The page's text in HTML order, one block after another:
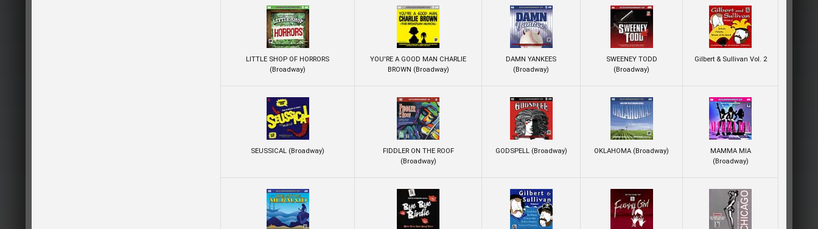
LITTLE SHOP OF HORRORS
(Broadway)
YOU'RE A GOOD MAN CHARLIE
BROWN (Broadway)
DAMN YANKEES
(Broadway)
SWEENEY TODD
(Broadway)
Gilbert & Sullivan Vol. 2
SEUSSICAL (Broadway)
FIDDLER ON THE ROOF
(Broadway)
GODSPELL (Broadway) OKLAHOMA (Broadway)
MAMMA MIA
(Broadway)